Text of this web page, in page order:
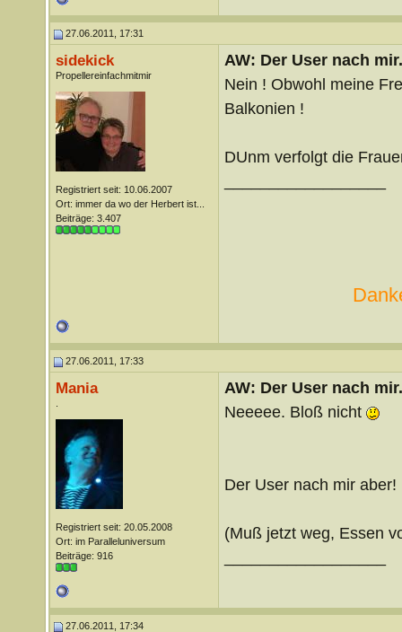
27.06.2011, 17:31
sidekick
Propellereinfachmitmir
Registriert seit: 10.06.2007
Ort: immer da wo der Herbert ist...
Beiträge: 3.407
AW: Der User nach
Nein ! Obwohl meine
Balkonien !
DUnm verfolgt die
27.06.2011, 17:33
Mania
Registriert seit: 20.05.2008
Ort: im Paralleluniversum
Beiträge: 916
AW: Der User nach
Neeeee. Bloß nicht
Der User nach mir aber!
(Muß jetzt weg, Essen
27.06.2011, 17:34